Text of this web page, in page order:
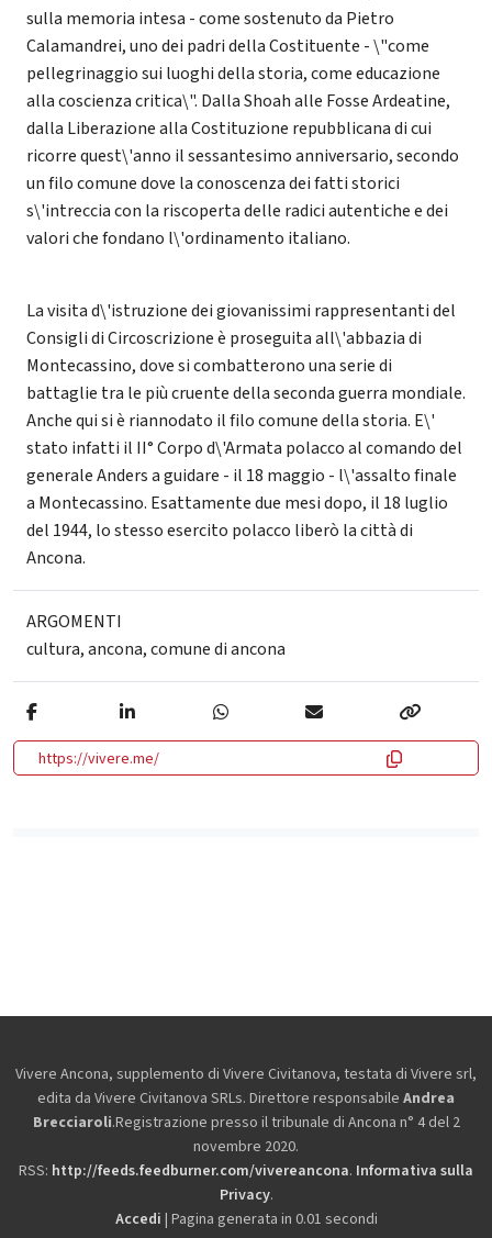
sulla memoria intesa - come sostenuto da Pietro
Calamandrei, uno dei padri della Costituente - \"come
pellegrinaggio sui luoghi della storia, come educazione
alla coscienza critica\". Dalla Shoah alle Fosse Ardeatine,
dalla Liberazione alla Costituzione repubblicana di cui
ricorre quest\'anno il sessantesimo anniversario, secondo
un filo comune dove la conoscenza dei fatti storici
s\'intreccia con la riscoperta delle radici autentiche e dei
valori che fondano l\'ordinamento italiano.
La visita d\'istruzione dei giovanissimi rappresentanti del
Consigli di Circoscrizione è proseguita all\'abbazia di
Montecassino, dove si combatterono una serie di
battaglie tra le più cruente della seconda guerra mondiale.
Anche qui si è riannodato il filo comune della storia. E\'
stato infatti il II° Corpo d\'Armata polacco al comando del
generale Anders a guidare - il 18 maggio - l\'assalto finale
a Montecassino. Esattamente due mesi dopo, il 18 luglio
del 1944, lo stesso esercito polacco liberò la città di
Ancona.
ARGOMENTI
cultura,ancona,comune di ancona
https://vivere.me/
Vivere Ancona, supplemento di Vivere Civitanova, testata di Vivere srl,
edita da Vivere Civitanova SRLs. Direttore responsabile Andrea
Brecciaroli.Registrazione presso il tribunale di Ancona n° 4 del 2
novembre 2020.
RSS: http://feeds.feedburner.com/vivereancona. Informativa sulla
Privacy.
Accedi | Pagina generata in 0.01 secondi